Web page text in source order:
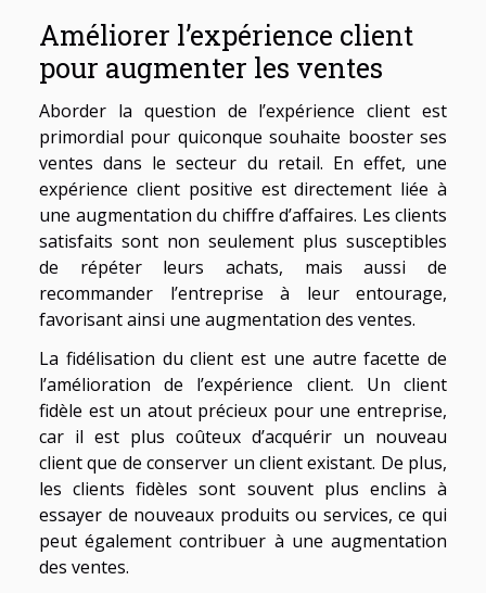
Améliorer l’expérience client
pour augmenter les ventes
Aborder la question de l’expérience client est
primordial pour quiconque souhaite booster ses
ventes dans le secteur du retail. En effet, une
expérience client positive est directement liée à
une augmentation du chiffre d’affaires. Les clients
satisfaits sont non seulement plus susceptibles
de répéter leurs achats, mais aussi de
recommander l’entreprise à leur entourage,
favorisant ainsi une augmentation des ventes.
La fidélisation du client est une autre facette de
l’amélioration de l’expérience client. Un client
fidèle est un atout précieux pour une entreprise,
car il est plus coûteux d’acquérir un nouveau
client que de conserver un client existant. De plus,
les clients fidèles sont souvent plus enclins à
essayer de nouveaux produits ou services, ce qui
peut également contribuer à une augmentation
des ventes.